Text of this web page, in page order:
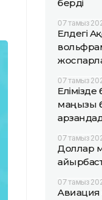
берді
07 тамыз
Елдегі
07 тамыз
Елімізде
маңызы
07 тамыз
Доллар
07 тамыз
Авиация